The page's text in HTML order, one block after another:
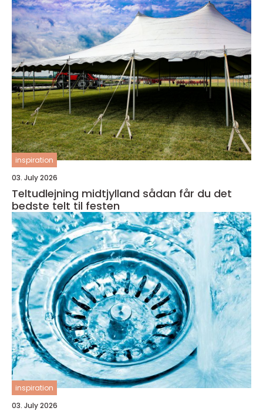
inspiration
03. July 2026
Teltudlejning midtjylland sådan får du det
bedste telt til festen
inspiration
03. July 2026